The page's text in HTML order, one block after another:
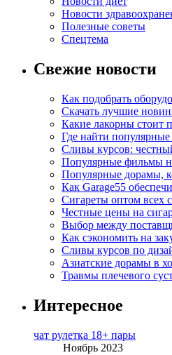
Новости
Полезные советы
Спецтема
Свежие новости
Как подобрать
Скачать лучшие
Какие лакорны стоит
Где найти
Сливы курсов:
Популярные фильмы
Популярные дорамы,
Как Garage55
Сигареты оптом всех
Честные цены на
Выбор между
Как сэкономить на
Сливы курсов по
Азиатские дорамы в
Травмы плечевого
Интересное
чат рулетка 18+ пары
Ноябрь 2023